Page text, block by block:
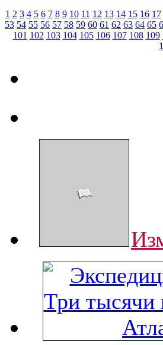
1 2 3 4 5 6 7 8 9 10 11 12 13 14 15 16 17
53 54 55 56 57 58 59 60 61 62 63 64 65
101 102 103 104 105 106 107 108 109